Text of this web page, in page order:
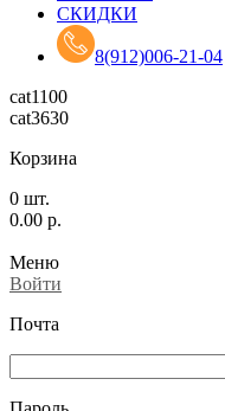
СКИДКИ
8(912)006-21-04
cat1100
cat3630
Корзина
0 шт.
0.00 р.
Меню
Войти
Почта